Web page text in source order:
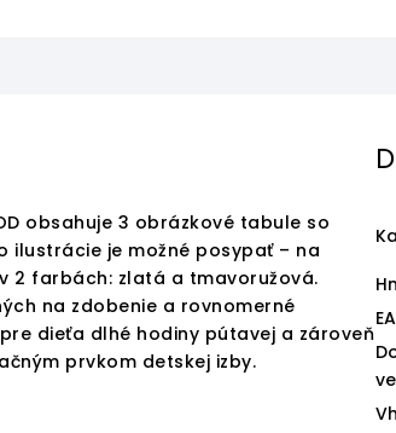
obsahuje 3 obrázkové tabule so
ilustrácie je možné posypať – na
2 farbách: zlatá a tmavoružová.
na zdobenie a rovnomerné
dieťa dlhé hodiny pútavej a zároveň
prvkom detskej izby.